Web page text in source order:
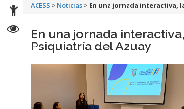
ACESS > Noticias > En una jornada interactiva,
En una jornada
Psiquiatría del Azuay